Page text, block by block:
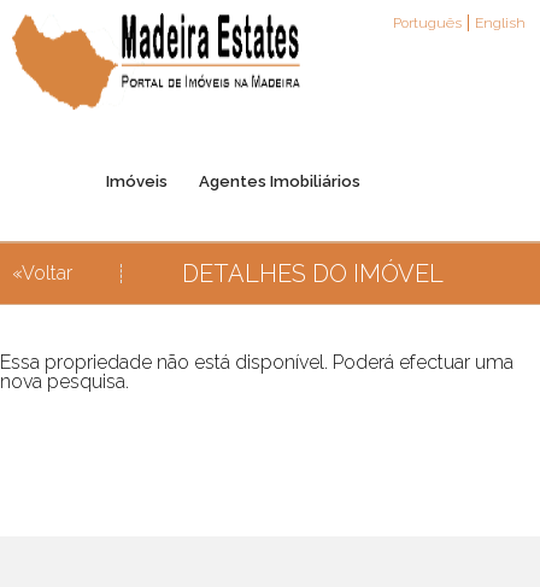
Português English
Imóveis Agentes Imobiliários
Registo de Agentes Parceiros Contactos
«Voltar DETALHES DO IMÓVEL
Essa propriedade não está disponível. Poderá efectuar uma
nova pesquisa.